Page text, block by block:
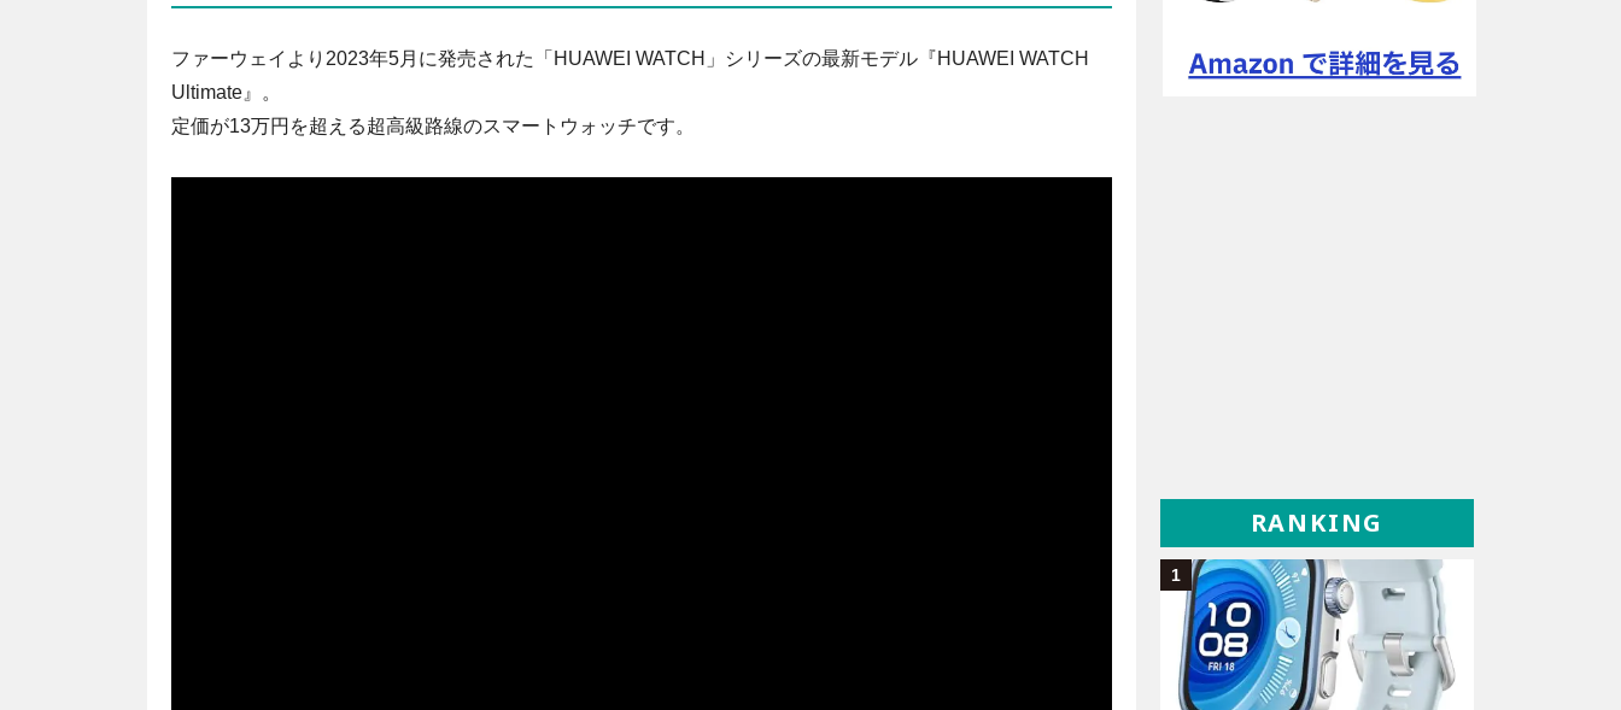
ファーウェイより2023年5月に発売された「HUAWEI WATCH」シリーズの最新モデル『HUAWEI WATCH
Ultimate』。
定価が13万円を超える超高級路線のスマートウォッチです。
RANKING